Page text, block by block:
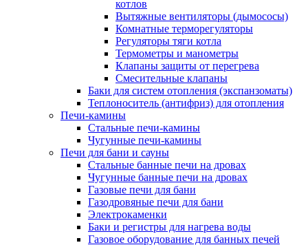
котлов
Вытяжные вентиляторы (дымососы)
Комнатные терморегуляторы
Регуляторы тяги котла
Термометры и манометры
Клапаны защиты от перегрева
Смесительные клапаны
Баки для систем отопления (экспанзоматы)
Теплоноситель (антифриз) для отопления
Печи-камины
Стальные печи-камины
Чугунные печи-камины
Печи для бани и сауны
Стальные банные печи на дровах
Чугунные банные печи на дровах
Газовые печи для бани
Газодровяные печи для бани
Электрокаменки
Баки и регистры для нагрева воды
Газовое оборудование для банных печей